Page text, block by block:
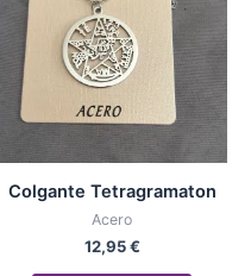
Colgante Tetragramaton
Acero
12,95€